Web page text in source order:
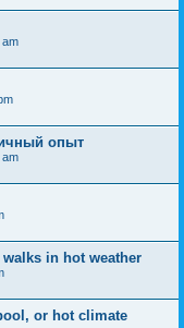
am
опыт
am
in hot weather
or hot climate